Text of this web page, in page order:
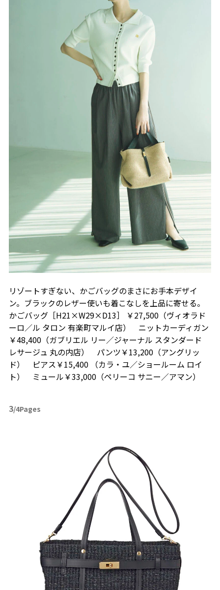
リゾートすぎない、かごバッグのまさにお手本デザイ
ン。ブラックのレザー使いも着こなしを上品に寄せる。
かごバッグ［H21×W29×D13］ ￥27,500（ヴィオラド
ーロ／ル タロン 有楽町マルイ店） ニットカーディガン
￥48,400（ガブリエル リー／ジャーナル スタンダード
レサージュ 丸の内店） パンツ￥13,200（アングリッ
ド） ピアス￥15,400 （カラ・ユ／ショールーム ロイ
ト） ミュール￥33,000（ペリーコ サニー／アマン）
3/4Pages